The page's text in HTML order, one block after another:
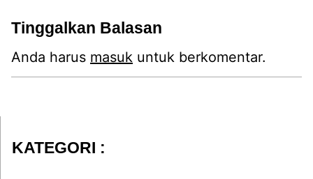
Tinggalkan Balasan
Anda harus masuk untuk berkomentar.
KATEGORI :